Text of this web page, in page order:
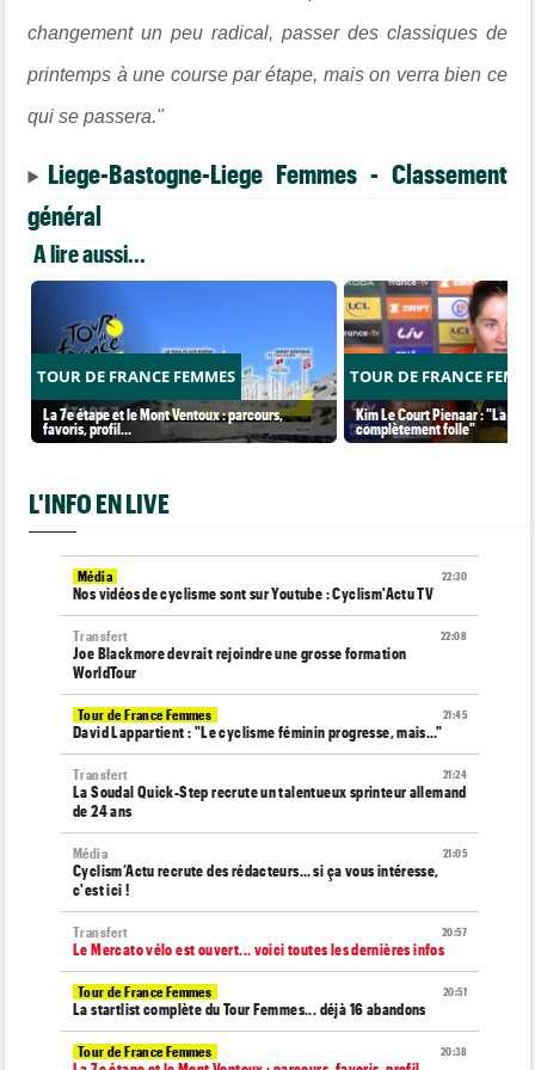
changement un peu radical, passer des classiques de
printemps à une course par étape, mais on verra bien ce
qui se passera."
Liege-Bastogne-Liege Femmes - Classement
général
A lire aussi...
TOUR DE FRANCE FEMMES
La 7e étape et le Mont Ventoux : parcours,
favoris, profil…
TOUR DE FRANCE
Kim Le Court Pienaar : "La
complètement folle"
L'INFO EN LIVE
22:30
Média
Nos vidéos de cyclisme sont sur Youtube : Cyclism'Actu TV
22:08
Transfert
Joe Blackmore devrait rejoindre une grosse formation
WorldTour
21:45
Tour de France Femmes
David Lappartient : "Le cyclisme féminin progresse, mais…"
21:24
Transfert
La Soudal Quick-Step recrute un talentueux sprinteur allemand
de 24 ans
21:05
Média
Cyclism’Actu recrute des rédacteurs… si ça vous intéresse,
c'est ici !
20:57
Transfert
Le Mercato vélo est ouvert... voici toutes les dernières infos
20:51
Tour de France Femmes
La startlist complète du Tour Femmes... déjà 16 abandons
20:38
Tour de France Femmes